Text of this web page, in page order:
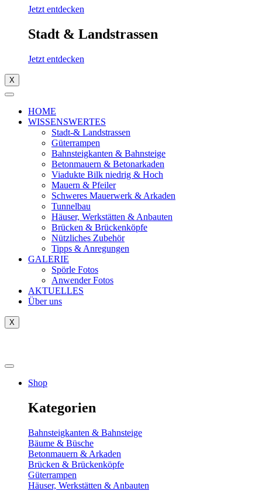
Jetzt entdecken
Stadt & Landstrassen
Jetzt entdecken
X
HOME
WISSENSWERTES
Stadt-& Landstrassen
Güterrampen
Bahnsteigkanten & Bahnsteige
Betonmauern & Betonarkaden
Viadukte Bilk niedrig & Hoch
Mauern & Pfeiler
Schweres Mauerwerk & Arkaden
Tunnelbau
Häuser, Werkstätten & Anbauten
Brücken & Brückenköpfe
Nützliches Zubehör
Tipps & Anregungen
GALERIE
Spörle Fotos
Anwender Fotos
AKTUELLES
Über uns
X
Shop
Kategorien
Bahnsteigkanten & Bahnsteige
Bäume & Büsche
Betonmauern & Arkaden
Brücken & Brückenköpfe
Güterrampen
Häuser, Werkstätten & Anbauten